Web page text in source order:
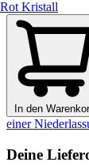
Rot Kristall
In den
einer
Deine